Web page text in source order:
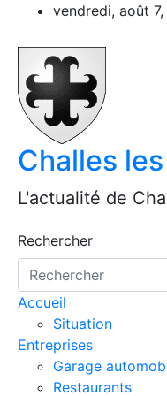
vendredi, août
Challes
L'actualité de
Rechercher
Accueil
Situation
Entreprises
Garage
Restaurants